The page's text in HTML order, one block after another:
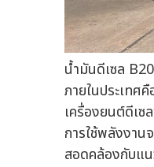
น้ำมันดีเซล
ภายในประเทศ
เครื่องยนต์ดีเซ
การใช้พลังงาน
สอดคล้องกับแ